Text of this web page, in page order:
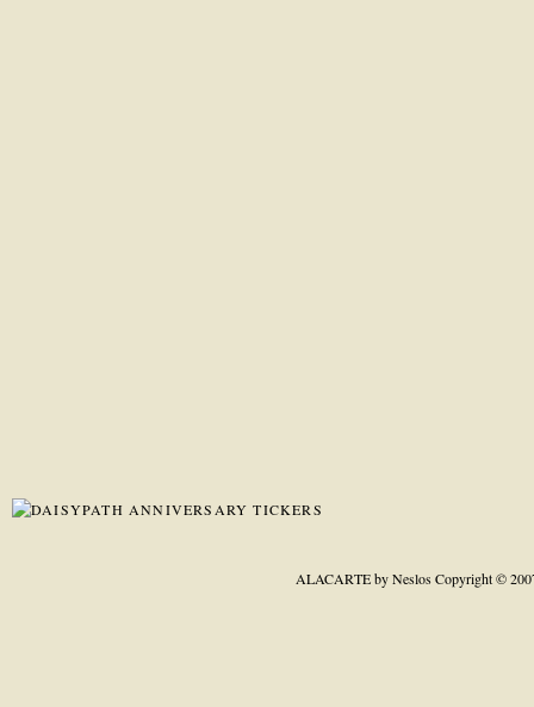
ALACARTE by NeslosCopyright ©